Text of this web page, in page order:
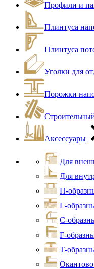
Профили и
Плинтуса
Плинтуса
Уголки для
Порожки
Аксессуары
Для
Для
П-
L-
С-
F-
Т-